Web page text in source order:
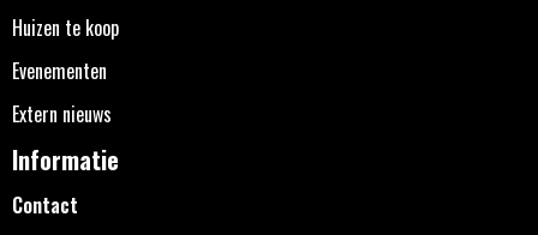
Huizen te koop
Evenementen
Extern nieuws
Informatie
Contact